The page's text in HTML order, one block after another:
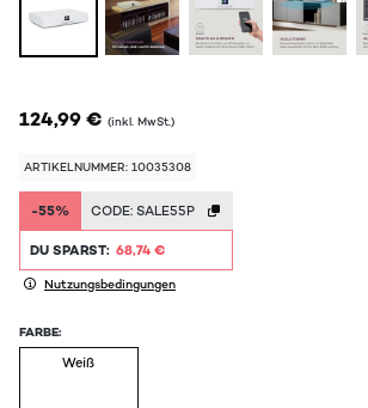
124,99 € (inkl. MwSt.)
ARTIKELNUMMER: 10035308
-55% CODE: SALE55P
DU SPARST: 68,74 €
Nutzungsbedingungen
FARBE:
Weiß